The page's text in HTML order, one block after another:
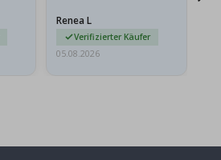
beschädigt…
Renea L
Verifizierter Käufer
05.08.2026